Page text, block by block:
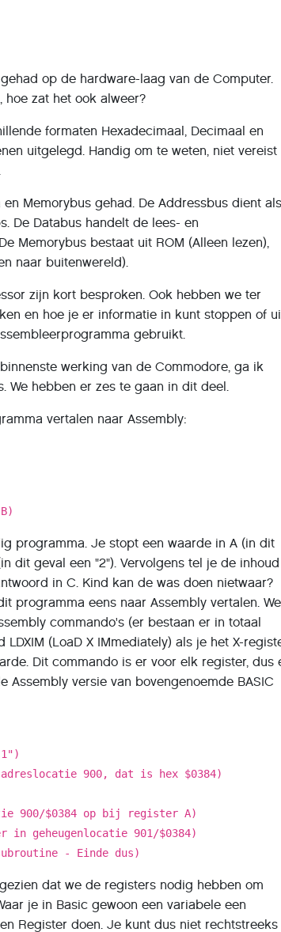
op de hardware-laag van de Computer.
hoe zat het ook alweer?
formaten Hexadecimaal, Decimaal en
uitgelegd. Handig om te weten, niet vereist
Memorybus gehad. De Addressbus dient als
De Databus handelt de lees- en
Memorybus bestaat uit ROM (Alleen lezen),
naar buitenwereld).
zijn kort besproken. Ook hebben we ter
en hoe je er informatie in kunt stoppen of
gebruikt.
werking van de Commodore, ga ik
We hebben er zes te gaan in dit deel.
vertalen naar Assembly:
programma. Je stopt een waarde in A (in dit
dit geval een "2"). Vervolgens tel je de inhoud
in C. Kind kan de was doen nietwaar?
programma eens naar Assembly vertalen. We
commando's (er bestaan er in totaal
(LoaD X IMmediately) als je het X-
Dit commando is er voor elk register, dus
Assembly versie van bovengenoemde BASIC
900, dat is hex $0384)
900/$0384 op bij register A)
in geheugenlocatie 901/$0384)
- Einde dus)
dat we de registers nodig hebben om
je in Basic gewoon een variabele een
Register doen. Je kunt dus niet rechtstreeks